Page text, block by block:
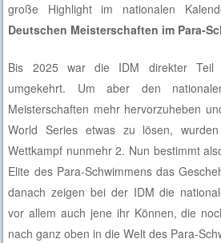
große Highlight im nationalen
Deutschen Meisterschaften im
Bis 2025 war die IDM direkter Teil
umgekehrt. Um aber den
Meisterschaften mehr hervorzuheben
World Series etwas zu lösen,
Wettkampf nunmehr 2. Nun bestimmt
Elite des Para-Schwimmens das
danach zeigen bei der IDM die
vor allem auch jene ihr Können, die
nach ganz oben in die Welt des Para-